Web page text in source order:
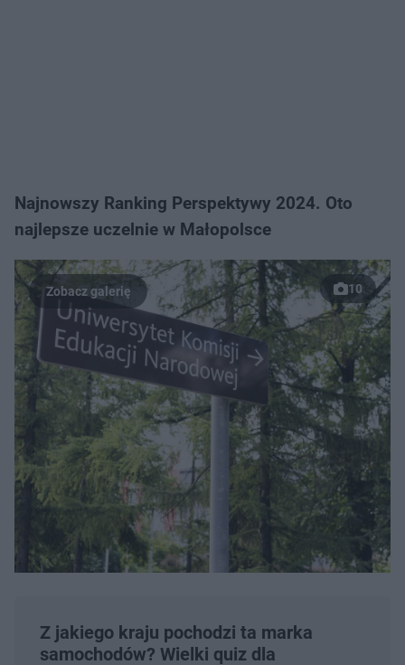
Najnowszy Ranking Perspektywy 2024. Oto
najlepsze uczelnie w Małopolsce
10
Z jakiego kraju pochodzi ta marka
samochodów? Wielki quiz dla